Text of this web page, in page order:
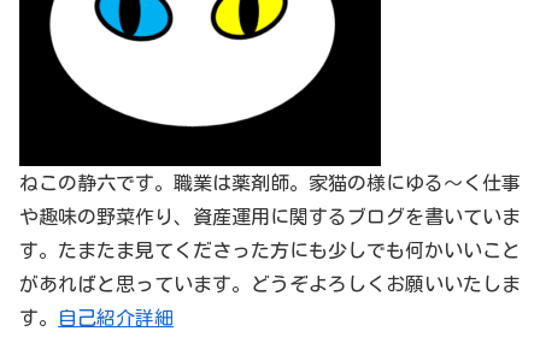
ねこの静六です。職業は薬剤師。家猫の様にゆる～く仕事
や趣味の野菜作り、資産運用に関するブログを書いていま
す。たまたま見てくださった方にも少しでも何かいいこと
があればと思っています。どうぞよろしくお願いいたしま
す。
自己紹介詳細